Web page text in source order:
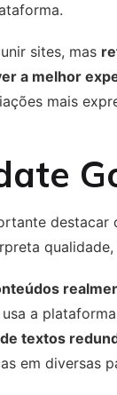
sites, mas
a melhor
mais
a
textos
em diversas